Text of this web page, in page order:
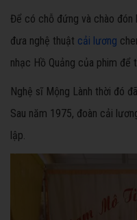
Để có chỗ đứng và chào đón
đưa nghệ thuật cải lương
nhạc Hồ Quảng của phim để
Nghệ sĩ Mộng Lành thời đó
Sau năm 1975, đoàn cải
lập.